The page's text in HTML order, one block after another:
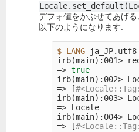
デフォ値をかぶせてあげ
以下のようになります.
$ LANG=
irb(main) :001>
=>
irb(main)
=>
[
irb(main) :003>
=> Locale
irb(main)
=>
[